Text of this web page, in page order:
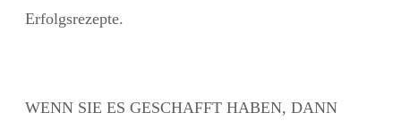
Erfolgsrezepte.
WENN SIE ES GESCHAFFT HABEN, DANN